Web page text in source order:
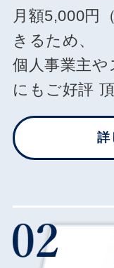
月額5,000円
きるため、
個人事業主
にもご好評
詳